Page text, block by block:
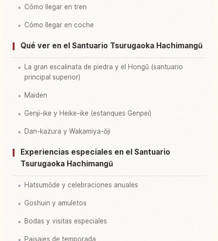
Cómo llegar en tren
Cómo llegar en coche
Qué ver en el Santuario Tsurugaoka Hachimangū
La gran escalinata de piedra y el Hongū (santuario
principal superior)
Maiden
Genji-ike y Heike-ike (estanques Genpei)
Dan-kazura y Wakamiya-ōji
Experiencias especiales en el Santuario
Tsurugaoka Hachimangū
Hatsumōde y celebraciones anuales
Goshuin y amuletos
Bodas y visitas especiales
Paisajes de temporada